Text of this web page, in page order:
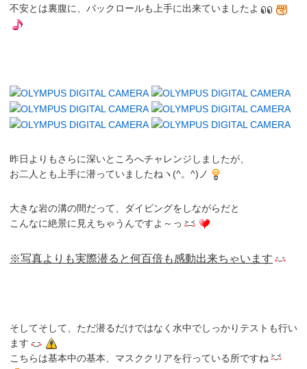
不安とは裏腹に、 バックロールも上手に出来ていましたよ
昨日よりもさらに深いところへチャレンジしましたが、
お二人とも上手に潜っていましたねヽ(^。^)ノ
大きな岩の溝の間だって、ダイビングをしながらだと
こんなに絶景に見えちゃうんですよ～っ
※写真よりも実際潜ると何百倍も感動出来ちゃいます
そしてそして、ただ潜るだけではなく水中でしっかり テスト も行い
ます
こちらは基本中の基本、 マスククリアを行っている所ですね